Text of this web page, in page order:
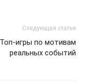
Следующая статья
Топ-игры по мотивам
реальных событий